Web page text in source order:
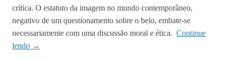
crítica. O estatuto da imagem no mundo contemporâneo,
negativo de um questionamento sobre o belo, embate-se
necessariamente com uma discussão moral e ética. Continue
lendo →